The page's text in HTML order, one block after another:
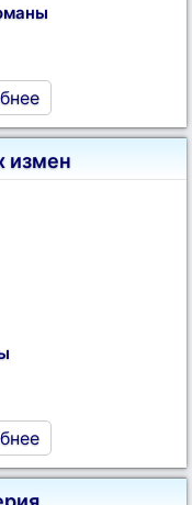
измен